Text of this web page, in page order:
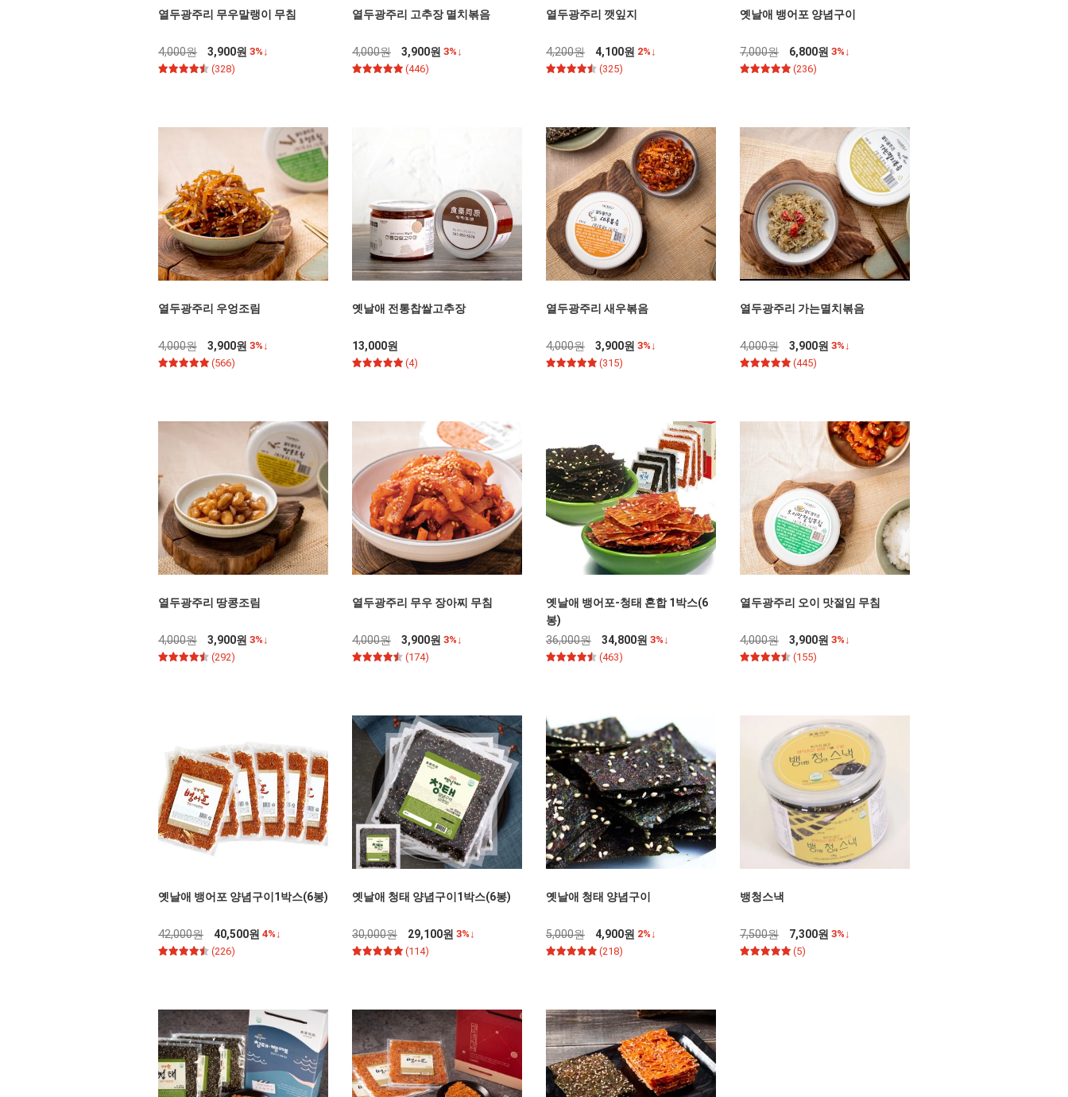
열두광주리 무우말랭이 무침
4,000원 3,900원 3%↓
(328)
열두광주리 고추장 멸치볶음
4,000원 3,900원 3%↓
(446)
열두광주리 깻잎지
4,200원 4,100원 2%↓
(325)
옛날애 뱅어포 양념구이
7,000원 6,800원 3%↓
(236)
열두광주리 우엉조림
4,000원 3,900원 3%↓
(566)
옛날애 전통찹쌀고추장
13,000원
(4)
열두광주리 새우볶음
4,000원 3,900원 3%↓
(315)
열두광주리 가는멸치볶음
4,000원 3,900원 3%↓
(445)
열두광주리 땅콩조림
4,000원 3,900원 3%↓
(292)
열두광주리 무우 장아찌 무침
4,000원 3,900원 3%↓
(174)
옛날애 뱅어포-청태 혼합 1박스(6
봉)
36,000원
34,800원 3%↓
(463)
열두광주리 오이 맛절임 무침
4,000원 3,900원 3%↓
(155)
옛날애 뱅어포 양념구이1박스(6봉)
42,000원 40,500원 4%↓
(226)
옛날애 청태 양념구이1박스(6봉)
30,000원 29,100원 3%↓
(114)
옛날애 청태 양념구이
5,000원 4,900원 2%↓
(218)
뱅청스낵
7,500원 7,300원 3%↓
(5)